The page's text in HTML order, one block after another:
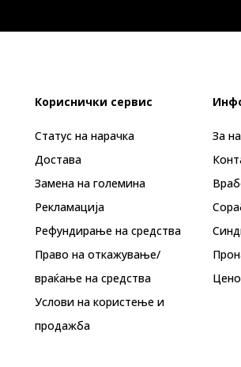
Кориснички сервис
Статус на нарачка
Достава
Замена на големина
Рекламациja
Рефундирање на средства
Право на откажување/
враќање на средства
Услови на користење и
продажба
За